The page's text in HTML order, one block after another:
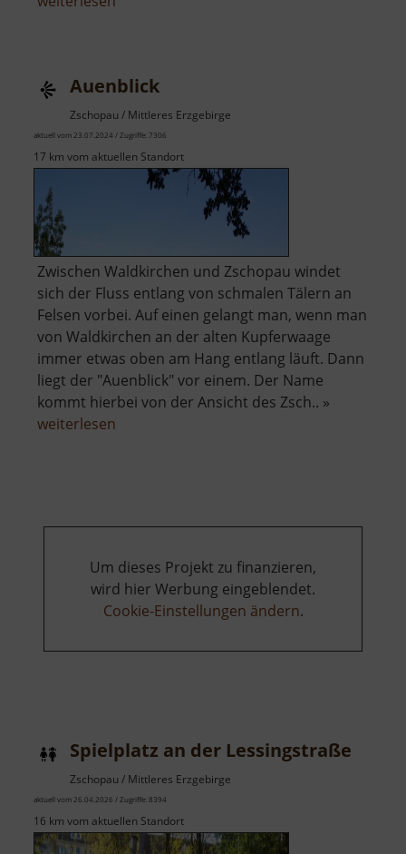
Auenblick
Zschopau / Mittleres Erzgebirge
aktuell vom 23.07.2024 / Zugriffe: 7306
17 km vom aktuellen Standort
Zwischen Waldkirchen und Zschopau windet
sich der Fluss entlang von schmalen Tälern an
Felsen vorbei. Auf einen gelangt man, wenn man
von Waldkirchen an der alten Kupferwaage
immer etwas oben am Hang entlang läuft. Dann
liegt der "Auenblick" vor einem. Der Name
kommt hierbei von der Ansicht des Zsch.. »
weiterlesen
Um dieses Projekt zu finanzieren,
wird hier Werbung eingeblendet.
Cookie-Einstellungen ändern.
Spielplatz an der Lessingstraße
Zschopau / Mittleres Erzgebirge
aktuell vom 26.04.2026 / Zugriffe: 8394
16 km vom aktuellen Standort